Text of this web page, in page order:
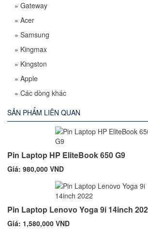
» Gateway
» Acer
» Samsung
» Kingmax
» Kingston
» Apple
» Các dòng khác
SẢN PHẨM LIÊN QUAN
Pin Laptop HP EliteBook 650 G9
Giá: 980,000 VND
Pin Laptop Lenovo Yoga 9i 14inch
Giá: 1,580,000 VND